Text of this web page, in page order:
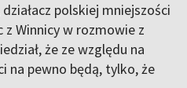
polskiej mniejszości
Winnicy w rozmowie z
że ze względu na
na pewno będą, tylko, że